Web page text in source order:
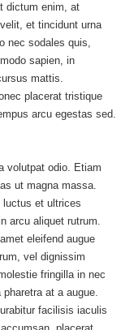
dictum enim, at
et tincidunt urna
nec sodales quis,
sapien, in
mattis.
placerat tristique
arcu egestas sed.
volutpat odio. Etiam
ut magna massa.
luctus et ultrices
arcu aliquet rutrum.
eleifend augue
vel dignissim
fringilla in nec
at a augue.
facilisis iaculis